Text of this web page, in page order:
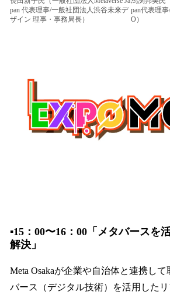
pan 代表理事/一般社団法人渋谷未来デ
ザイン 理事・事務局長）
pan代表理
O）
▪️15：00〜16：00「メタバースを
解決」
Meta Osakaが企業や自治体と連携し
バース（デジタル技術）を活用した